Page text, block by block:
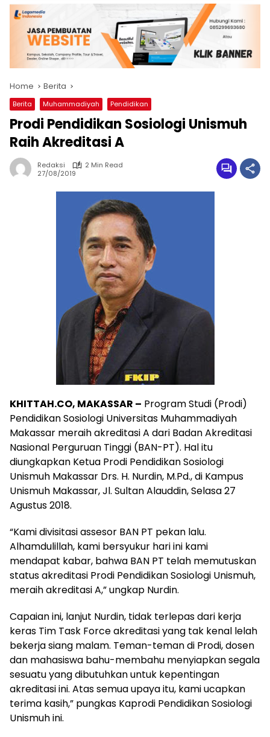
Home Berita
Berita Muhammadiyah Pendidikan
Prodi Pendidikan Sosiologi Unismuh
Raih Akreditasi A
Redaksi
2 Min Read
27/08/2019
KHITTAH.CO, MAKASSAR – Program Studi (Prodi)
Pendidikan Sosiologi Universitas Muhammadiyah
Makassar meraih akreditasi A dari Badan Akreditasi
Nasional Perguruan Tinggi (BAN-PT). Hal itu
diungkapkan Ketua Prodi Pendidikan Sosiologi
Unismuh Makassar Drs. H. Nurdin, M.Pd., di Kampus
Unismuh Makassar, Jl. Sultan Alauddin, Selasa 27
Agustus 2018.
“Kami divisitasi assesor BAN PT pekan lalu.
Alhamdulillah, kami bersyukur hari ini kami
mendapat kabar, bahwa BAN PT telah memutuskan
status akreditasi Prodi Pendidikan Sosiologi Unismuh,
meraih akreditasi A,” ungkap Nurdin.
Capaian ini, lanjut Nurdin, tidak terlepas dari kerja
keras Tim Task Force akreditasi yang tak kenal lelah
bekerja siang malam. Teman-teman di Prodi, dosen
dan mahasiswa bahu-membahu menyiapkan segala
sesuatu yang dibutuhkan untuk kepentingan
akreditasi ini. Atas semua upaya itu, kami ucapkan
terima kasih,” pungkas Kaprodi Pendidikan Sosiologi
Unismuh ini.